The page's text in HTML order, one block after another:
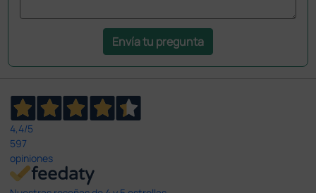
Envía tu pregunta
4,4/5
597
opiniones